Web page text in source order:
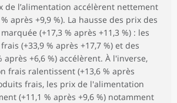
de l’alimentation accélèrent nettement
après +9,9 %). La hausse des prix des
(+17,3 % après +11,3 %) : les
(+33,9 % après +17,7 %) et des
après +6,6 %) accélèrent. À l'inverse,
frais ralentissent (+13,6 % après
frais, les prix de l'alimentation
(+11,1 % après +9,6 %) notamment